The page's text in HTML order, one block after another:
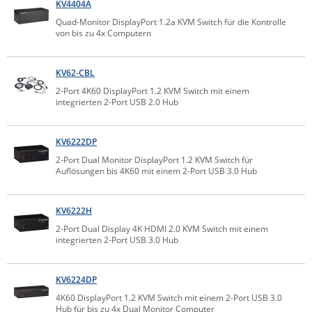
Energiemessung
Energieverteilung
IP, WLAN & GSM Sensorik
IoT - Internet of Things
IPC, Industrielle Netzwerktechnik & WLAN
Industrielle Netzwerktechnik / Kommunikation
Industrielle Computer
Wi-Fi - WLAN - Wireless
IT Netzwerktechnik / Kommunikation
Sonstige
Comet System
CompleTech
Contemporary Controls
Digi
Elsys
Enginko - mcf88
Fokus Technologies
Gefen
Gude
Guntermann & Drunck
High Sec Labs
HW group
KV4404A
Quad-Monitor DisplayPort 1.2a KVM Switch für die Kontrolle
von bis zu 4x Computern
KV62-CBL
2-Port 4K60 DisplayPort 1.2 KVM Switch mit einem
integrierten 2-Port USB 2.0 Hub
KV6222DP
2-Port Dual Monitor DisplayPort 1.2 KVM Switch für
Auflösungen bis 4K60 mit einem 2-Port USB 3.0 Hub
KV6222H
2-Port Dual Display 4K HDMI 2.0 KVM Switch mit einem
integrierten 2-Port USB 3.0 Hub
KV6224DP
4K60 DisplayPort 1.2 KVM Switch mit einem 2-Port USB 3.0
Hub für bis zu 4x Dual Monitor Computer